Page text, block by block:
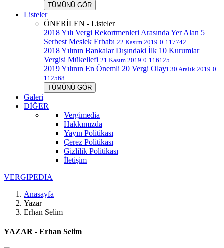
TÜMÜNÜ GÖR
Listeler
ÖNERİLEN - Listeler
2018 Yılı Vergi Rekortmenleri Arasında Yer Alan 5
Serbest Meslek Erbabı 22 Kasım 2019 0 117742
2018 Yılının Bankalar Dışındaki İlk 10 Kurumlar
Vergisi Mükellefi 21 Kasım 2019 0 116125
2019 Yılının En Önemli 20 Vergi Olayı 30 Aralık 2019 0
112568
TÜMÜNÜ GÖR
Galeri
DİĞER
Vergimedia
Hakkımızda
Yayın Politikası
Çerez Politikası
Gizlilik Politikası
İletişim
VERGIPEDIA
Anasayfa
Yazar
Erhan Selim
YAZAR - Erhan Selim